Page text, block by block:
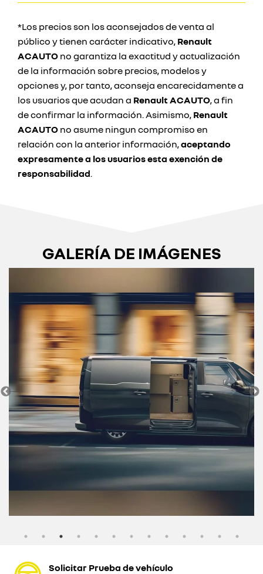
*Los precios son los aconsejados de venta al
público y tienen carácter indicativo, Renault
ACAUTO no garantiza la exactitud y actualización
de la información sobre precios, modelos y
opciones y, por tanto, aconseja encarecidamente a
los usuarios que acudan a Renault ACAUTO, a fin
de confirmar la información. Asimismo, Renault
ACAUTO no asume ningun compromiso en
relación con la anterior información,aceptando
expresamente a los usuarios esta exención de
responsabilidad.
GALERÍA DE IMÁGENES
Solicitar Prueba de vehículo